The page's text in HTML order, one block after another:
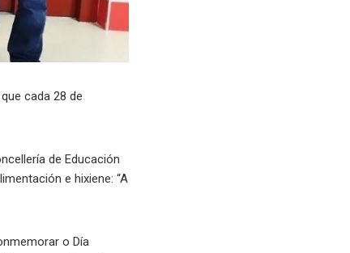
cada 28 de
de Educación
e hixiene: “A
o Día